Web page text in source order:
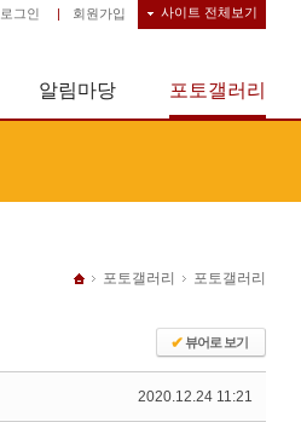
사이트 전체보기
로그인 | 회원가입
알림마당 포토갤러리
포토갤러리 포토갤러리
✔뷰어로 보기
2020.12.24 11:21